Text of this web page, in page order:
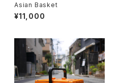
Asian Basket
¥11,000